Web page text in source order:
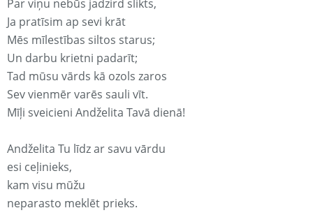
Par viņu nebūs jadzird slikts,
Ja pratīsim ap sevi krāt
Mēs mīlestības siltos starus;
Un darbu krietni padarīt;
Tad mūsu vārds kā ozols zaros
Sev vienmēr varēs sauli vīt.
Mīļi sveicieni Andželita Tavā dienā!
Andželita Tu līdz ar savu vārdu
esi ceļinieks,
kam visu mūžu
neparasto meklēt prieks.